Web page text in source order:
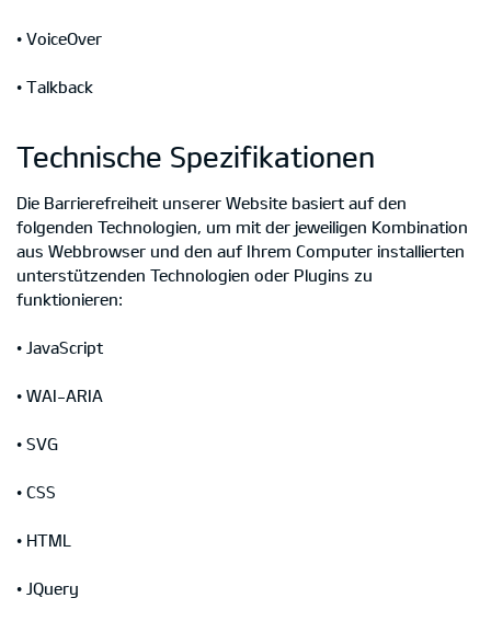
• VoiceOver
• Talkback
Technische Spezifikationen
Die Barrierefreiheit unserer Website basiert auf den
folgenden Technologien, um mit der jeweiligen Kombination
aus Webbrowser und den auf Ihrem Computer installierten
unterstützenden Technologien oder Plugins zu
funktionieren:
• JavaScript
• WAI-ARIA
• SVG
• CSS
• HTML
• JQuery